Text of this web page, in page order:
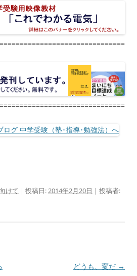
けて | 投稿日:2014年2月20日 | 投稿者:
どうも、変だ →